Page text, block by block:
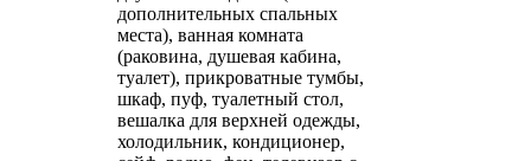
дополнительных спальных
места), ванная комната
(раковина, душевая кабина,
туалет), прикроватные тумбы,
шкаф, пуф, туалетный стол,
вешалка для верхней одежды,
холодильник, кондиционер,